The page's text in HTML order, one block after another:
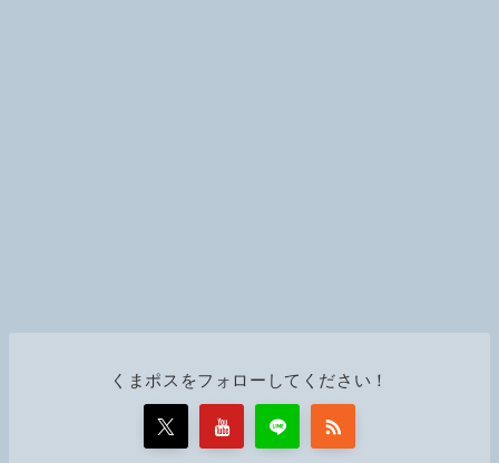
くまポスをフォローしてください！